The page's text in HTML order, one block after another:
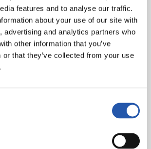
features and to analyse our traffic.
about your use of our site with
advertising and analytics partners who
other information that you’ve
or that they’ve collected from your use